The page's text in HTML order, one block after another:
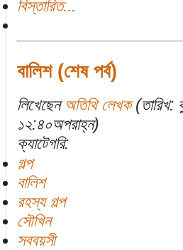
বিস্তারিত...
বালিশ (শেষ পর্ব)
লিখেছেন অতিথি লেখক(তারিখ:
১২:৪০অপরাহ্ন)
ক্যাটেগরি:
গল্প
বালিশ
রহস্য গল্প
সৌখিন
সববয়সী